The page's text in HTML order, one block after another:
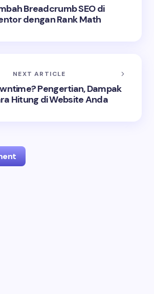
Breadcrumb SEO di
dengan Rank Math
NEXT ARTICLE
Pengertian, Dampak
Hitung di Website Anda